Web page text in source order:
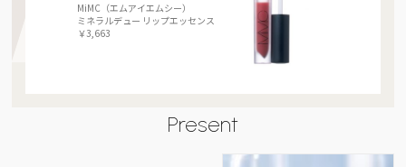
MiMC（エムアイエムシー）
ミネラルデュー リップエッセンス
￥3,663
Present